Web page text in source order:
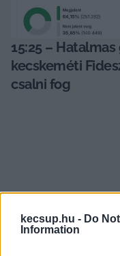
kecsup.hu - Do
Information
15:25 –
kecskeméti
csalni fog
A nap folyamán
figyelmesek a